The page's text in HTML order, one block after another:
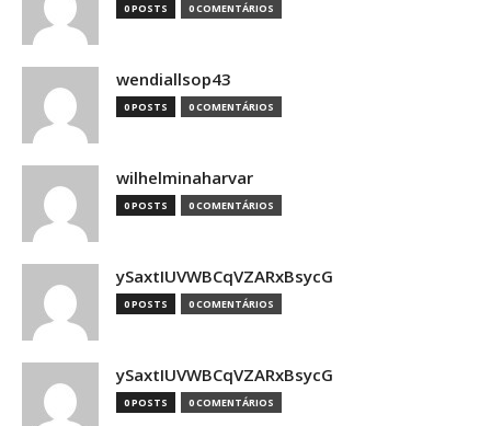
0 POSTS 0 COMENTÁRIOS
wendiallsop43
0 POSTS 0 COMENTÁRIOS
wilhelminaharvar
0 POSTS 0 COMENTÁRIOS
ySaxtIUVWBCqVZARxBsycG
0 POSTS 0 COMENTÁRIOS
ySaxtIUVWBCqVZARxBsycG
0 POSTS 0 COMENTÁRIOS